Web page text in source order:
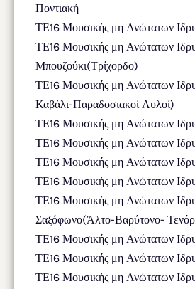
Ποντιακή
ΤΕ16 Μουσικής μη Ανώτατων
ΤΕ16 Μουσικής μη Ανώτατων
Μπουζούκι(Τρίχορδο)
ΤΕ16 Μουσικής μη Ανώτατων
Καβάλι-Παραδοσιακοί Αυλοί)
ΤΕ16 Μουσικής μη Ανώτατων
ΤΕ16 Μουσικής μη Ανώτατων
ΤΕ16 Μουσικής μη Ανώτατων
ΤΕ16 Μουσικής μη Ανώτατων
ΤΕ16 Μουσικής μη Ανώτατων
Σαξόφωνο(Άλτο-Βαρύτονο-
ΤΕ16 Μουσικής μη Ανώτατων
ΤΕ16 Μουσικής μη Ανώτατων
ΤΕ16 Μουσικής μη Ανώτατων